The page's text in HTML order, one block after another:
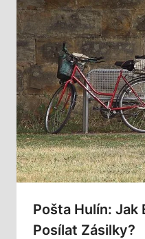
Pošta Hulín: Jak
Posílat Zásilky?